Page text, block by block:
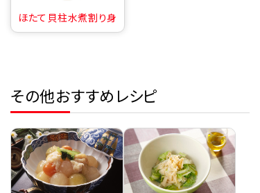
ほたて貝柱水煮割り身
その他おすすめレシピ